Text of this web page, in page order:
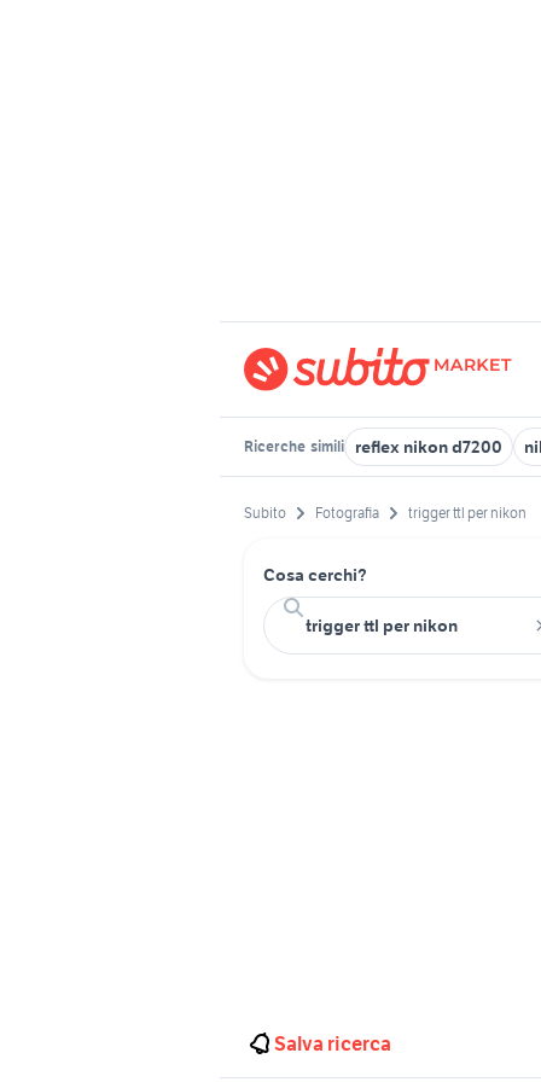
Ricerche simili reflex nikon d7200
Subito Fotografia trigger ttl per nikon
Cosa cerchi?
Salva ricerca